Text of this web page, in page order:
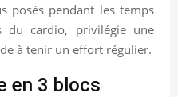
posés pendant les temps
du cardio, privilégie une
à tenir un effort régulier.
en 3 blocs